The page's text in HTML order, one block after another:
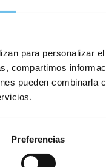
para personalizar
compartimos
pueden combinarla
Preferencias
de que los
Una de cada cuatro
y de tu red de
el
el esfuerzo para